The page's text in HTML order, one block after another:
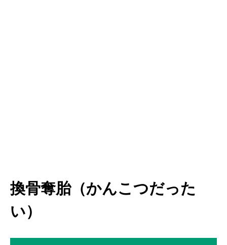
換骨奪胎（かんこつだった
い）